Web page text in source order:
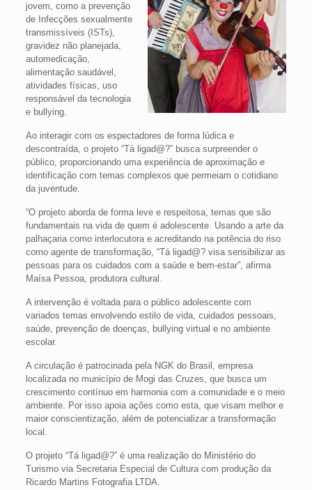
jovem, como a prevenção
de Infecções sexualmente
transmissíveis (ISTs),
gravidez não planejada,
automedicação,
alimentação saudável,
atividades físicas, uso
responsável da tecnologia
e bullying.
Ao interagir com os espectadores de forma lúdica e
descontraída, o projeto “Tá ligad@?” busca surpreender o
público, proporcionando uma experiência de aproximação e
identificação com temas complexos que permeiam o cotidiano
da juventude.
“O projeto aborda de forma leve e respeitosa, temas que são
fundamentais na vida de quem é adolescente. Usando a arte da
palhaçaria como interlocutora e acreditando na potência do riso
como agente de transformação, “Tá ligad@? visa sensibilizar as
pessoas para os cuidados com a saúde e bem-estar”, afirma
Maísa Pessoa, produtora cultural.
A intervenção é voltada para o público adolescente com
variados temas envolvendo estilo de vida, cuidados pessoais,
saúde, prevenção de doenças, bullying virtual e no ambiente
escolar.
A circulação é patrocinada pela NGK do Brasil, empresa
localizada no município de Mogi das Cruzes, que busca um
crescimento contínuo em harmonia com a comunidade e o meio
ambiente. Por isso apoia ações como esta, que visam melhor e
maior conscientização, além de potencializar a transformação
local.
O projeto “Tá ligad@?” é uma realização do Ministério do
Turismo via Secretaria Especial de Cultura com produção da
Ricardo Martins Fotografia LTDA.